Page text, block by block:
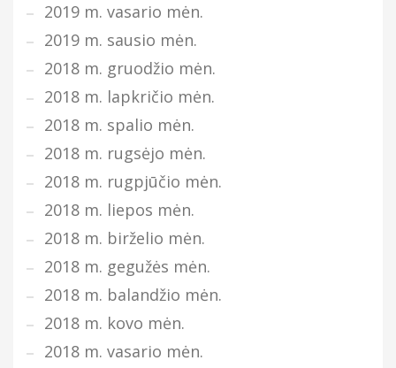
2019 m. vasario mėn.
2019 m. sausio mėn.
2018 m. gruodžio mėn.
2018 m. lapkričio mėn.
2018 m. spalio mėn.
2018 m. rugsėjo mėn.
2018 m. rugpjūčio mėn.
2018 m. liepos mėn.
2018 m. birželio mėn.
2018 m. gegužės mėn.
2018 m. balandžio mėn.
2018 m. kovo mėn.
2018 m. vasario mėn.